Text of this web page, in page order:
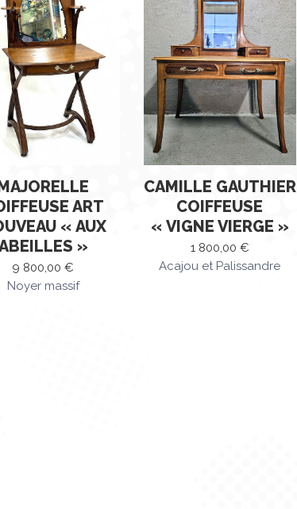
ART
« AUX
»
9 800,00€
Noyer massif
CAMILLE GAUTHIER
COIFFEUSE
« VIGNE VIERGE »
1 800,00 €
Acajou et Palissandre